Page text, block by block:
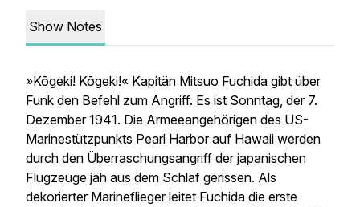
Show Notes
»Kōgeki! Kōgeki!« Kapitän Mitsuo Fuchida gibt über
Funk den Befehl zum Angriff. Es ist Sonntag, der 7.
Dezember 1941. Die Armeeangehörigen des US-
Marinestützpunkts Pearl Harbor auf Hawaii werden
durch den Überraschungsangriff der japanischen
Flugzeuge jäh aus dem Schlaf gerissen. Als
dekorierter Marineflieger leitet Fuchida die erste